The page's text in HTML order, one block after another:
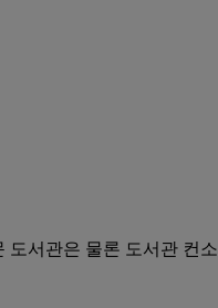
도서관은 물론 도서관 컨